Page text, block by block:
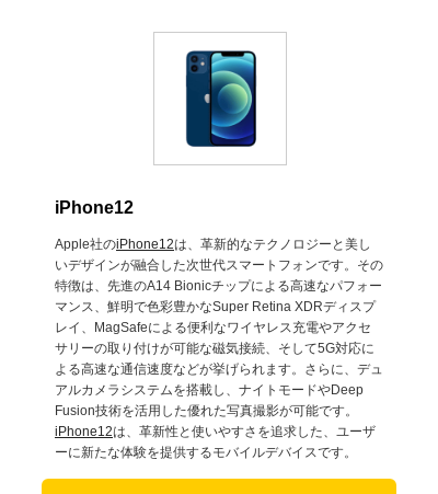
iPhone12
Apple社のiPhone12は、革新的なテクノロジーと美し
いデザインが融合した次世代スマートフォンです。その
特徴は、先進のA14 Bionicチップによる高速なパフォー
マンス、鮮明で色彩豊かなSuper Retina XDRディスプ
レイ、MagSafeによる便利なワイヤレス充電やアクセ
サリーの取り付けが可能な磁気接続、そして5G対応に
よる高速な通信速度などが挙げられます。さらに、デュ
アルカメラシステムを搭載し、ナイトモードやDeep
Fusion技術を活用した優れた写真撮影が可能です。
iPhone12は、革新性と使いやすさを追求した、ユーザ
ーに新たな体験を提供するモバイルデバイスです。